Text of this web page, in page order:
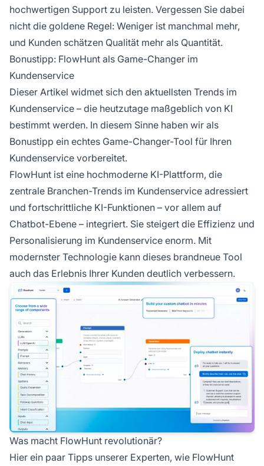
hochwertigen Support zu leisten. Vergessen Sie dabei
nicht die goldene Regel: Weniger ist manchmal mehr,
und Kunden schätzen Qualität mehr als Quantität.
Bonustipp: FlowHunt als Game-Changer im
Kundenservice
Dieser Artikel widmet sich den aktuellsten Trends im
Kundenservice – die heutzutage maßgeblich von KI
bestimmt werden. In diesem Sinne haben wir als
Bonustipp ein echtes Game-Changer-Tool für Ihren
Kundenservice vorbereitet.
FlowHunt ist eine hochmoderne KI-Plattform, die
zentrale Branchen-Trends im Kundenservice adressiert
und fortschrittliche KI-Funktionen – vor allem auf
Chatbot-Ebene – integriert. Sie steigert die Effizienz und
Personalisierung im Kundenservice enorm. Mit
modernster Technologie kann dieses brandneue Tool
auch das Erlebnis Ihrer Kunden deutlich verbessern.
Was macht FlowHunt revolutionär?
Hier ein paar Tipps unserer Experten, wie FlowHunt